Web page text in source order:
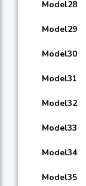
Model28
Model29
Model30
Model31
Model32
Model33
Model34
Model35